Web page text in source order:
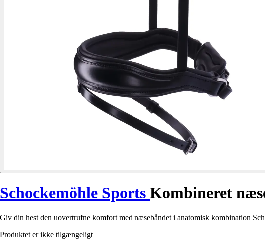
Schockemöhle Sports Kombineret
Giv din hest den uovertrufne komfort med næsebåndet i anatomisk kombination
Produktet er ikke tilgængeligt